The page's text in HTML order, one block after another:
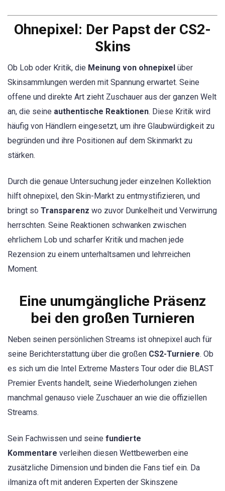
Ohnepixel: Der Papst der CS2-
Skins
Ob Lob oder Kritik, die Meinung von ohnepixel über
Skinsammlungen werden mit Spannung erwartet. Seine
offene und direkte Art zieht Zuschauer aus der ganzen Welt
an, die seine authentische Reaktionen. Diese Kritik wird
häufig von Händlern eingesetzt, um ihre Glaubwürdigkeit zu
begründen und ihre Positionen auf dem Skinmarkt zu
stärken.
Durch die genaue Untersuchung jeder einzelnen Kollektion
hilft ohnepixel, den Skin-Markt zu entmystifizieren, und
bringt so Transparenz wo zuvor Dunkelheit und Verwirrung
herrschten. Seine Reaktionen schwanken zwischen
ehrlichem Lob und scharfer Kritik und machen jede
Rezension zu einem unterhaltsamen und lehrreichen
Moment.
Eine unumgängliche Präsenz
bei den großen Turnieren
Neben seinen persönlichen Streams ist ohnepixel auch für
seine Berichterstattung über die großen CS2-Turniere. Ob
es sich um die Intel Extreme Masters Tour oder die BLAST
Premier Events handelt, seine Wiederholungen ziehen
manchmal genauso viele Zuschauer an wie die offiziellen
Streams.
Sein Fachwissen und seine fundierte
Kommentare verleihen diesen Wettbewerben eine
zusätzliche Dimension und binden die Fans tief ein. Da
ilmaniza oft mit anderen Experten der Skinszene